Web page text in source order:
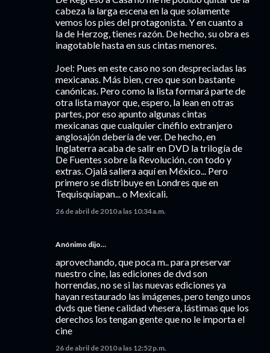
cabeza la larga escena en la que solamente
vemos los pies del protagonista. Y en cuanto a
la de Herzog, tienes razón. De hecho, su obra es
inagotable hasta en sus cintas menores.
Joel: Pues en este caso no son despreciadas las
mexicanas. Más bien, creo que son bastante
canónicas. Pero como la lista formará parte de
otra lista mayor que, espero, la lean en otras
partes, por eso apunto algunas cintas
mexicanas que cualquier cinéfilo extranjero
anglosajón debería de ver. De hecho, en
Inglaterra acaba de salir en DVD la trilogía de
De Fuentes sobre la Revolución, con todo y
extras. Ojalá saliera aquí en México... Pero
primero se distribuye en Londres que en
Tequisquiapan... o Mexicali.
26 de abril de 2010 a las 10:34 a.m.
Anónimo dijo…
aprovechando, que poca m.. para preservar
nuestro cine, las ediciones de dvd son
horrendas, no se si las nuevas ediciones ya
hayan restaurado las imágenes, pero tengo unos
dvds que tiene calidad vhesera, lástimas que los
derechos los tengan gente que no le importa el
cine
26 de abril de 2010 a las 12:52 p.m.